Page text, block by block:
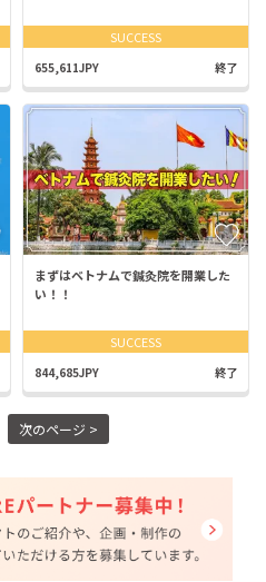
SUCCESS
655,611JPY 終了
まずはベトナムで鍼灸院を開業した
い！！
SUCCESS
844,685JPY 終了
次のページ >